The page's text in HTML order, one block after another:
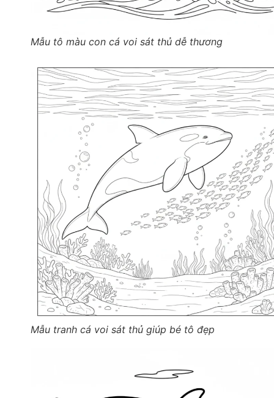
Mẫu tô màu con cá voi sát thủ dễ thương
Mẫu tranh cá voi sát thủ giúp bé tô đẹp